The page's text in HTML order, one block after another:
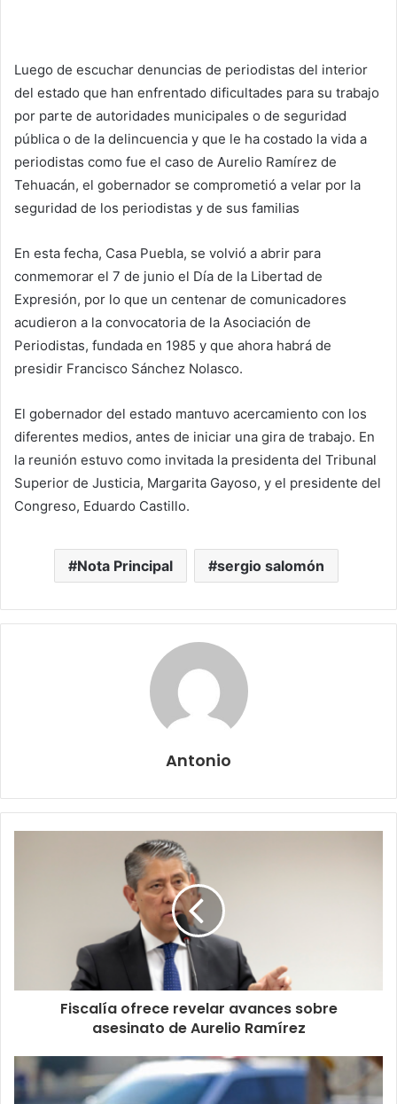
Luego de escuchar denuncias de periodistas del interior
del estado que han enfrentado dificultades para su trabajo
por parte de autoridades municipales o de seguridad
pública o de la delincuencia y que le ha costado la vida a
periodistas como fue el caso de Aurelio Ramírez de
Tehuacán, el gobernador se comprometió a velar por la
seguridad de los periodistas y de sus familias
En esta fecha, Casa Puebla, se volvió a abrir para
conmemorar el 7 de junio el Día de la Libertad de
Expresión, por lo que un centenar de comunicadores
acudieron a la convocatoria de la Asociación de
Periodistas, fundada en 1985 y que ahora habrá de
presidir Francisco Sánchez Nolasco.
El gobernador del estado mantuvo acercamiento con los
diferentes medios, antes de iniciar una gira de trabajo. En
la reunión estuvo como invitada la presidenta del Tribunal
Superior de Justicia, Margarita Gayoso, y el presidente del
Congreso, Eduardo Castillo.
Nota Principal sergio salomón
Antonio
Fiscalía ofrece revelar avances sobre
asesinato de Aurelio Ramírez